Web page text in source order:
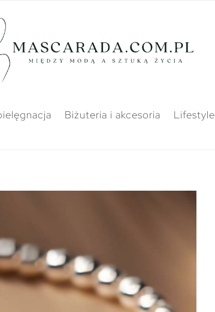
Biżuteria i akcesoria Lifestyle